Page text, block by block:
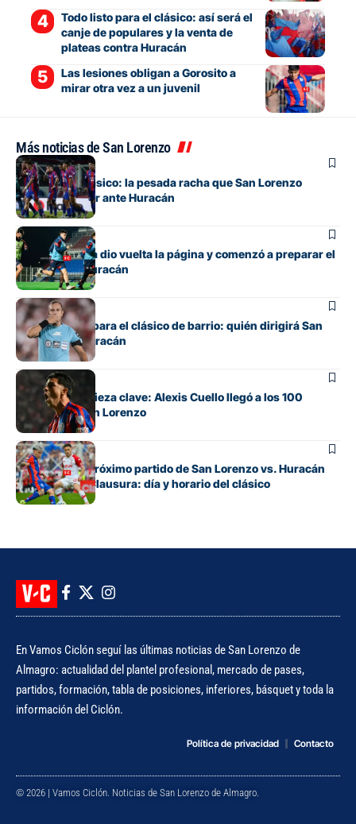
Todo listo para el clásico: así será el
canje de populares y la venta de
plateas contra Huracán
Las lesiones obligan a Gorosito a
mirar otra vez a un juvenil
Más noticias de San Lorenzo
Fútbol
Otra vez un clásico: la pesada racha que San Lorenzo
intentará cortar ante Huracán
Fútbol
San Lorenzo ya dio vuelta la página y comenzó a preparar el
clásico ante Huracán
Fútbol
Ya hay árbitro para el clásico de barrio: quién dirigirá San
Lorenzo vs. Huracán
Fútbol
De apuesta a pieza clave: Alexis Cuello llegó a los 100
partidos en San Lorenzo
Fútbol
Cuándo es el próximo partido de San Lorenzo vs. Huracán
por el Torneo Clausura: día y horario del clásico
En Vamos Ciclón seguí las últimas noticias de San Lorenzo de
Almagro: actualidad del plantel profesional, mercado de pases,
partidos, formación, tabla de posiciones, inferiores, básquet y toda la
información del Ciclón.
Política de privacidad Contacto
© 2026 | Vamos Ciclón. Noticias de San Lorenzo de Almagro.